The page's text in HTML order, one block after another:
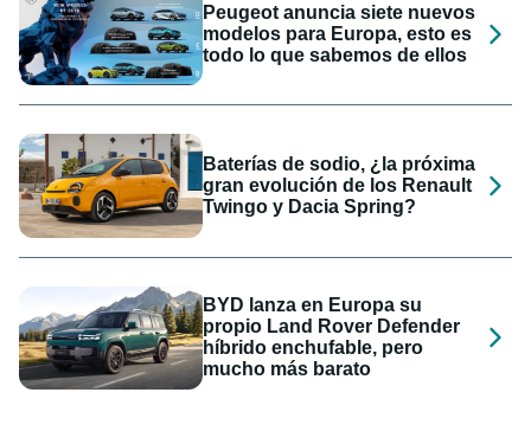
Peugeot anuncia siete nuevos
modelos para Europa, esto es
todo lo que sabemos de ellos
Baterías de sodio, ¿la próxima
gran evolución de los Renault
Twingo y Dacia Spring?
BYD lanza en Europa su
propio Land Rover Defender
híbrido enchufable, pero
mucho más barato